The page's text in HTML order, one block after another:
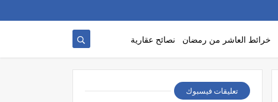
خرائط العاشر من رمضان نصائح عقارية
تعليقات فيسبوك